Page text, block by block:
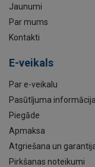
Jaunumi
Par mums
Kontakti
E-veikals
Par e-veikalu
Pasūtījuma informācija
Piegāde
Apmaksa
Atgriešana un
Pirkšanas noteikumi